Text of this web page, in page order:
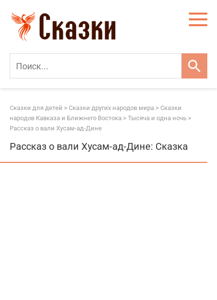
контенту
Сказки для детей > Сказки других народов мира > Сказки
народов Кавказа и Ближнего Востока > Тысяча и одна ночь >
Рассказ о вали Хусам-ад-Дине
Рассказ о вали Хусам-ад-Дине: Сказка